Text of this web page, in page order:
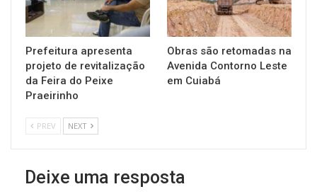
Prefeitura apresenta
projeto de revitalização
da Feira do Peixe
Praeirinho
Obras são retomadas na
Avenida Contorno Leste
em Cuiabá
PREV NEXT
Deixe uma resposta